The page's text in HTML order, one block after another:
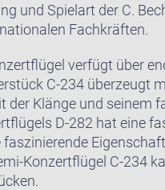
und Spielart der C.
Fachkräften.
verfügt über
C-234 überzeugt
der Klänge und seinem
D-282 hat eine
faszinierende
Konzertflügel C-234